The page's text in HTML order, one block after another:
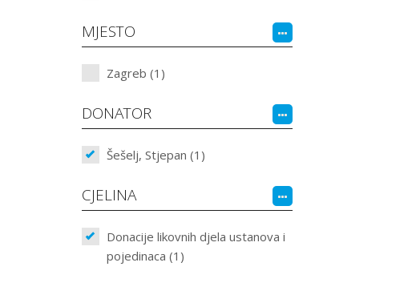
MJESTO
Zagreb (1)
DONATOR
Šešelj, Stjepan (1)
CJELINA
Donacije likovnih djela ustanova i
pojedinaca (1)